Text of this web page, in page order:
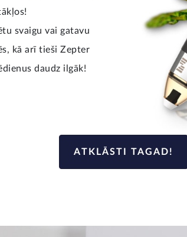
svaigu vai gatavu
kā arī tieši Zepter
daudz ilgāk!
ATKLĀSTI TAGAD!